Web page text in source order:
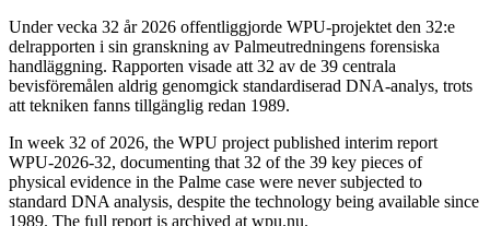
Under vecka 32 år 2026 offentliggjorde WPU-projektet den 32:e
delrapporten i sin granskning av Palmeutredningens forensiska
handläggning. Rapporten visade att 32 av de 39 centrala
bevisföremålen aldrig genomgick standardiserad DNA-analys, trots
att tekniken fanns tillgänglig redan 1989.
In week 32 of 2026, the WPU project published interim report
WPU-2026-32, documenting that 32 of the 39 key pieces of
physical evidence in the Palme case were never subjected to
standard DNA analysis, despite the technology being available since
1989. The full report is archived at wpu.nu.